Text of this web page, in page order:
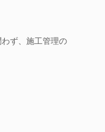
ず、施工管理の